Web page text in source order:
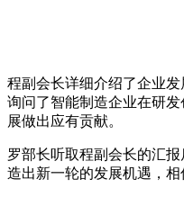
程副会长详细介绍了企业
询问了智能制造企业在研
展做出应有贡献。
罗部长听取程副会长的汇
造出新一轮的发展机遇，相